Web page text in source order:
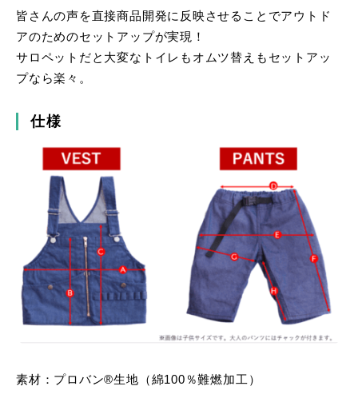
皆さんの声を直接商品開発に反映させることでアウトド
アのためのセットアップが実現！
サロペットだと大変なトイレもオムツ替えもセットアッ
プなら楽々。
仕様
素材：プロバン®生地（綿100％難燃加工）